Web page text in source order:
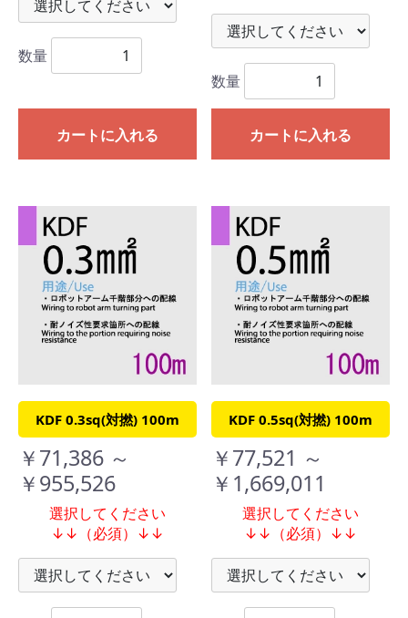
数量
カートに入れる
数量
カートに入れる
KDF 0.3sq(対撚) 100m
￥71,386 ～
￥955,526
選択してください
↓↓（必須）↓↓
KDF 0.5sq(対撚) 100m
￥77,521 ～
￥1,669,011
選択してください
↓↓（必須）↓↓